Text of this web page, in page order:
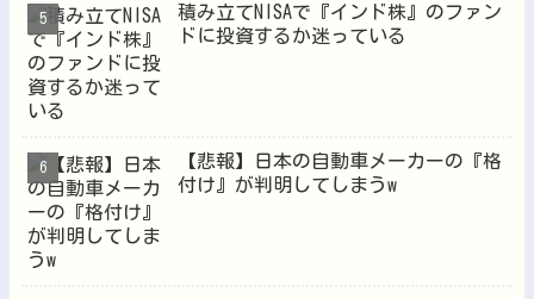
積み立てNISAで『インド株』のファン
ドに投資するか迷っている
【悲報】日本の自動車メーカーの『格
付け』が判明してしまうw